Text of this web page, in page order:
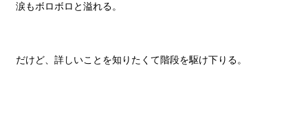
涙もボロボロと溢れる。
だけど、詳しいことを知りたくて階段を駆け下りる。